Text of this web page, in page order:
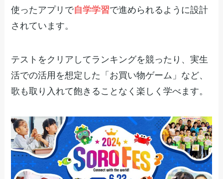
使ったアプリで自学学習で進められるように設計
されています。
テストをクリアしてランキングを競ったり、実生
活での活用を想定した「お買い物ゲーム」など、
歌も取り入れて飽きることなく楽しく学べます。